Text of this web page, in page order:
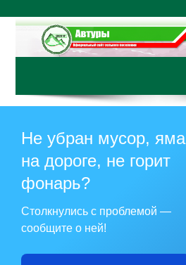
содержимому
Не убран мусор, яма
на дороге, не горит
фонарь?
Столкнулись с проблемой —
сообщите о ней!